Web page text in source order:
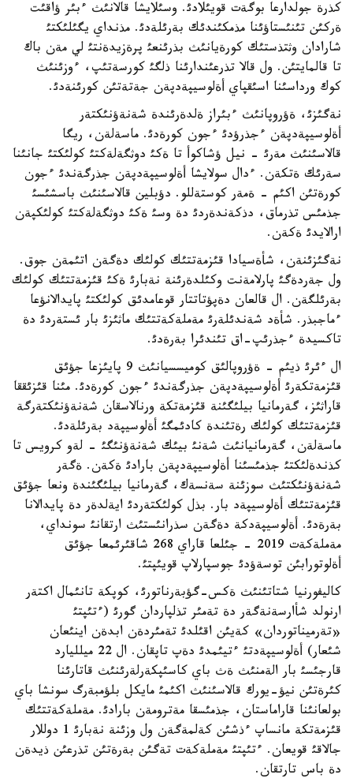
كذرة جولدارعا بوگةت قويئلادئ. وسئلايشا قالانئث ءبئر ؤاقئت
ةركئن تئنئستاؤئنا مذمكئندئك بةرئلةدئ. مذنداي يگئلئكتئ
شارادان وثتذستئك كورةيانئث بذرئنعئ پرةزيدةنتئ لي مةن باك
تا قالمايتئن. ول قالا تذرعئندارئنا ذلگئ كورسةتئپ، ءوزئنئث
كوك ورداسئنا اسئقپاي أةلوسيپةدپةن جةتةتئن كورئنةدئ.
نةگئزئ، ةؤروپانئث ءبئراز ةلدةرئندة شةنةؤنئكتةر
أةلوسيپةدپةن ءجذرؤدئ ءجون كورةدئ. ماسةلةن، ريگا
قالاسئنئث مةرئ - نيل ؤشاكوأ تا ةكئ دوثگةلةكتئ كولئكتئ جانئنا
سةرئك ةتكةن. ءدال سولايشا أةلوسيپةدپةن جذرگةندئ ءجون
كورةتئن اكئم - ةمةر كوستةللو. دؤبلين قالاسئنئث باسشئسئ
جذمئس تذرماق، دذكةندةردئ دة وسئ ةكئ دوثگةلةكتئ كولئكپةن
ارالايدئ ةكةن.
نةگئزئنةن، شأةسيادا قئزمةتتئك كولئك دةگةن اتئمةن جوق.
ول جةردةگئ پارلامةنت وكئلدةرئنة نةبارئ ةكئ قئزمةتتئك كولئك
بةرئلگةن. ال قالعان دةپؤتاتتار قوعامدئق كولئكتئ پايدالانؤعا
ءماجبذر. شأةد شةندئلةرئ مةملةكةتتئك ماثئزئ بار ئستةردئ دة
تاكسيدة ءجذرئپ-اق تئندئرا بةرةدئ.
ال ءئرئ ذيئم - ةؤروپالئق كوميسسيانئث 9 پايئزعا جؤئق
قئزمةتكةرئ أةلوسيپةدپةن جذرگةندئ ءجون كورةدئ. مئنا قئزئققا
قاراثئز، گةرمانيا بيلئگئنة قئزمةتكة ورنالاسقان شةنةؤنئكتةرگة
قئزمةتتئك كولئك رةتئندة كادئمگئ أةلوسيپةد بةرئلةدئ.
ماسةلةن، گةرمانيانئث شةنئ بيئك شةنةؤنئگئ - لةو كرويس تا
كذندةلئكتئ جذمئسئنا أةلوسيپةدپةن بارادئ ةكةن. ةگةر
شةنةؤنئكتئث سوزئنة سةنسةك، گةرمانيا بيلئگئندة ونعا جؤئق
قئزمةتتئك أةلوسيپةد بار. بذل كولئكتةردئ ايةلدةر دة پايدالانا
بةرةدئ. أةلوسيپةدكة دةگةن سذرانئستئث ارتقانئ سونداي،
مةملةكةت 2019 - جئلعا قاراي 268 شاقئرئمعا جؤئق
أةلوتورابئن توسةؤدئ جوسپارلاپ قويئپتئ.
كاليفورنيا شتاتئنئث ةكس-گؤبةرناتورئ، كوپكة تانئمال اكتةر
ارنولد شأارسةنةگةر دة تةمئر تذلپاردان گورئ (ءتئپتئ
«تةرميناتوردان» كةيئن اقئلدئ تةمئردةن ابدةن اينئعان
شئعار) أةلوسيپةدتئ ءتيئمدئ دةپ تاپقان. ال 22 ميلليارد
قارجئسئ بار الةمنئث ةث باي كاسئپكةرلةرئنئث قاتارئنا
كئرةتئن نيؤ-يورك قالاسئنئث اكئمئ مايكل بلؤمبةرگ سونشا باي
بولعانئنا قاراماستان، جذمئسقا مةترومةن بارادئ. مةملةكةتتئك
قئزمةتكة مانساپ ءذشئن كةلمةگةن ول وزئنة نةبارئ 1 دوللار
جالاقئ قويعان. ءتئپتئ مةملةكةت تةگئن بةرةتئن تذرعئن ذيدةن
دة باس تارتقان.